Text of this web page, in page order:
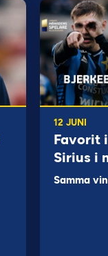
12 JUNI
Favorit
Sirius i
Samma